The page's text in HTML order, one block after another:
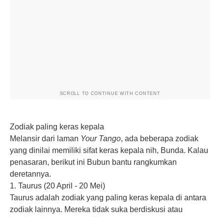
SCROLL TO CONTINUE WITH CONTENT
Zodiak paling keras kepala
Melansir dari laman Your Tango, ada beberapa zodiak
yang dinilai memiliki sifat keras kepala nih, Bunda. Kalau
penasaran, berikut ini Bubun bantu rangkumkan
deretannya.
1. Taurus (20 April - 20 Mei)
Taurus adalah zodiak yang paling keras kepala di antara
zodiak lainnya. Mereka tidak suka berdiskusi atau